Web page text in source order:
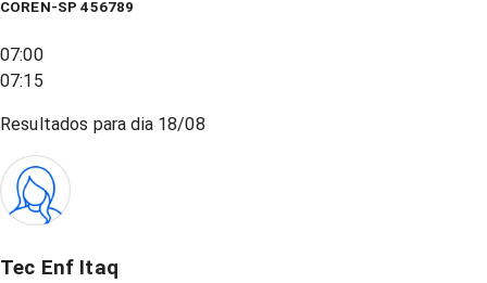
COREN-SP 456789
07:00
07:15
Resultados para dia 18/08
Tec Enf Itaq